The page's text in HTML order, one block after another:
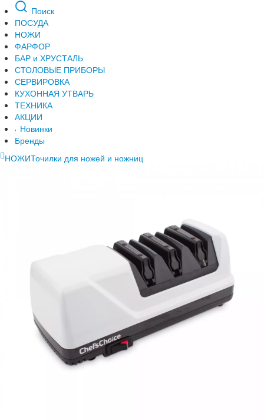
Поиск
ПОСУДА
НОЖИ
ФАРФОР
БАР и ХРУСТАЛЬ
СТОЛОВЫЕ ПРИБОРЫ
СЕРВИРОВКА
КУХОННАЯ УТВАРЬ
ТЕХНИКА
АКЦИИ
Новинки
Бренды
НОЖИТочилки для ножей и ножниц